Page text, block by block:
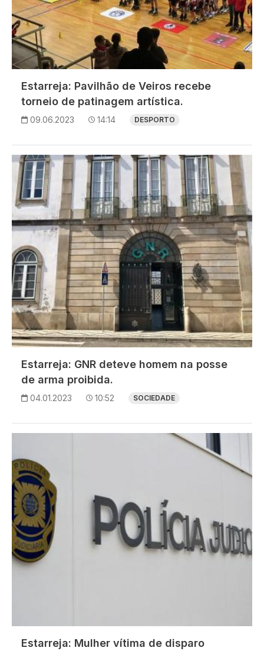
Estarreja: Pavilhão de Veiros recebe
torneio de patinagem artística.
09.06.2023 14:14 DESPORTO
Imagem
Estarreja: GNR deteve homem na posse
de arma proibida.
04.01.2023 10:52 SOCIEDADE
Estarreja: Mulher vítima de disparo